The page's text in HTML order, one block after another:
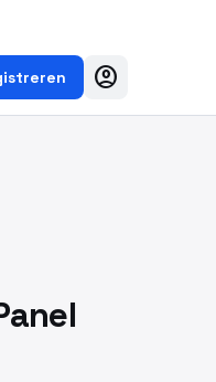
account_circle